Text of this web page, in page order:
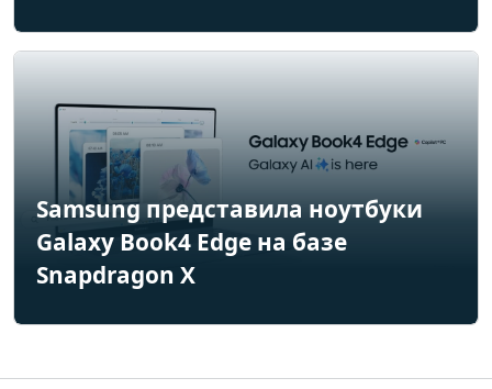
Samsung представила ноутбуки
Galaxy Book4 Edge на базе
Snapdragon X